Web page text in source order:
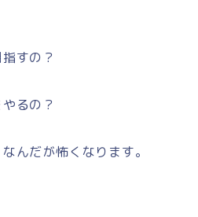
すの？
るの？
んだが怖くなります。